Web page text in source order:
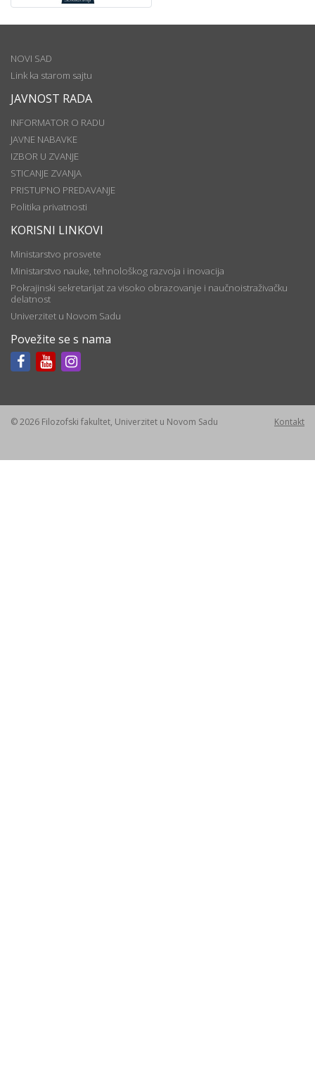
NOVI SAD
Link ka starom sajtu
JAVNOST RADA
INFORMATOR O RADU
JAVNE NABAVKE
IZBOR U ZVANJE
STICANJE ZVANJA
PRISTUPNO PREDAVANJE
Politika privatnosti
KORISNI LINKOVI
Ministarstvo prosvete
Ministarstvo nauke, tehnološkog razvoja i inovacija
Pokrajinski sekretarijat za visoko obrazovanje i naučnoistraživačku
delatnost
Univerzitet u Novom Sadu
Povežite se s nama
© 2026 Filozofski fakultet, Univerzitet u Novom Sadu Kontakt